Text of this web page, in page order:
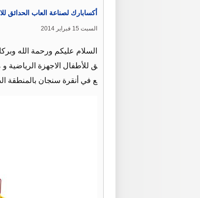
أكسابارك لصناعة العاب الحدائق
السبت 15 فبراير 2014
السلام عليكم ورحمة الله
ع في أنقرة سنجان بالمنطقة